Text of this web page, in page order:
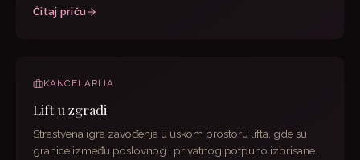
Čitaj priču
KANCELARIJA
Lift u zgradi
Strastvena igra zavođenja u uskom prostoru lifta, gde su
granice između poslovnog i privatnog potpuno izbrisane.